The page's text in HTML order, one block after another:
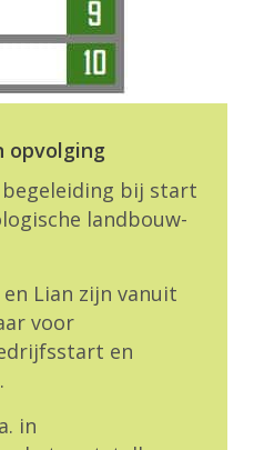
opvolging
bij start
landbouw-
Lian zijn vanuit
voor
en
in